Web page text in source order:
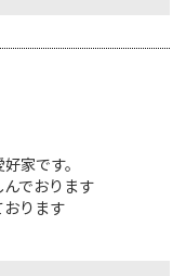
家です。
でおります
ります